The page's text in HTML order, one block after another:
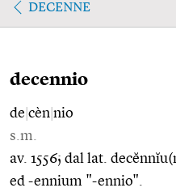
DECENNE
decennio
de cèn nio
s.m.
av. 1556; dal lat.
ed -ennium "-ennio".